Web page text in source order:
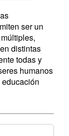
ser un
distintas
todas y
humanos